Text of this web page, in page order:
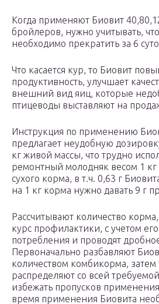
Когда применяют Биовит
бройлеров, нужно учитывать,
необходимо прекратить за 6
Что касается кур, то Биовит
продуктивность, улучшает
внешний вид яиц, которые
птицеводы выставляют на
Инструкция по применению
предлагает неудобную
кг живой массы, что трудно
ремонтный молодняк весом 1 кг
сухого корма, в т.ч. 0,63 г
на 1 кг корма нужно давать 9 г
Рассчитывают количество
курс профилактики, с учетом его
потребления и проводят
Первоначально разбавляют
количеством комбикорма, затем
распределяют со всей
избежать пропусков
время применения Биовита